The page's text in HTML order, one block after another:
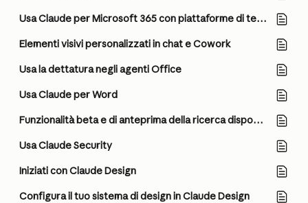
Usa Claude per Microsoft 365 con piattaforme di terze parti
Elementi visivi personalizzati in chat e Cowork
Usa la dettatura negli agenti Office
Usa Claude per Word
Funzionalità beta e di anteprima della ricerca disponibili
Usa Claude Security
Iniziati con Claude Design
Configura il tuo sistema di design in Claude Design